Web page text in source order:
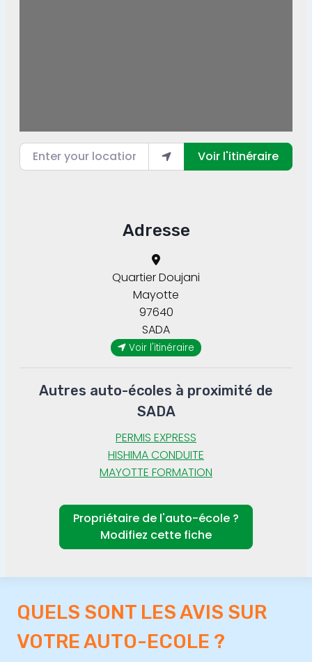
Enter your location
Voir l'itinéraire
Adresse
Quartier Doujani
SADA
Mayotte
97640
Voir l'itinéraire
Autres auto-écoles à proximité de
SADA
PERMIS EXPRESS
HISHIMA CONDUITE
MAYOTTE FORMATION
Propriétaire de l'auto-école ?
Modifiez cette fiche
QUELS SONT LES AVIS SUR
VOTRE AUTO-ECOLE ?